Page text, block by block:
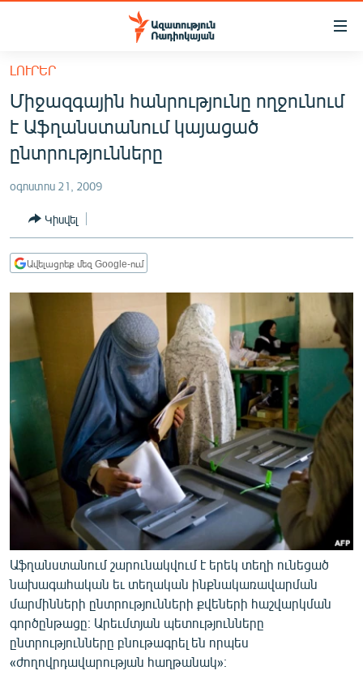
Մատչելիության
հիմնական
բովանդակությանը
Անցնել
հիմնական
մենյուին
ՀԱՅԱՍՏԱՆ
ՔԱՂԱՔԱԿԱՆ
ՀԱՍԱՐԱԿՈՒԹՅՈՒՆ
ՏՆՏԵՍՈՒԹՅՈՒՆ
ՂԱՐԱԲԱՂ
ՊԱՏԵՐԱԶՄԻ 6 ՇԱԲԱԹՆԵՐԸ
ՏԱՐԱԾԱՇՐՋԱՆ
ՄԻՋԱԶԳԱՅԻՆ
ՄՇԱԿՈՒՅԹ
ՄԵԿՆԱԲԱՆՈՒԹՅՈՒՆ
ՏՏ ԵՒ ԻՆՏԵՐՆԵՏ
ԿՈՐՈՆԱՎԻՐՈՒՍ
ԱՐԽԻՎ
ՏԵՍԱՆՅՈՒԹԵՐ
ԲԱՆԱՎԵՃ
ՁԳՏԵԼՈՎ ԼԱՎԱԳՈՒՅՆԻՆ
ՓՈԴՔԱՍԹ
ԼՈՒՐԵՐ
Միջազգային հանրությունը ողջունում
է Աֆղանստանում կայացած
ընտրությունները
օգոստոս 21, 2009
Կիսվել
Ավելացրեք մեզ Google-ում
Աֆղանստանում շարունակվում է երեկ տեղի ունեցած
նախագահական եւ տեղական ինքնակառավարման
մարմինների ընտրությունների քվեների հաշվարկման
գործընթացը։ Արեւմտյան պետությունները
ընտրությունները բնութագրել են որպես
«ժողովրդավարության հաղթանակ»։